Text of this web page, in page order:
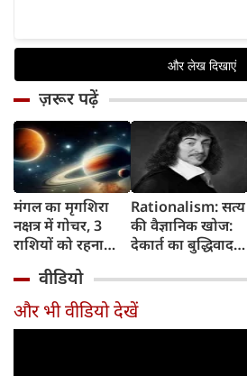
ज़रूर पढ़ें
मंगल का मृगशिरा
नक्षत्र में गोचर, 3
राशियों को रहना
सावधान
Rationalism: सत्य
की वैज्ञानिक खोज:
देकार्त का बुद्धिवाद
का जन्म
वीडियो
और भी वीडियो देखें